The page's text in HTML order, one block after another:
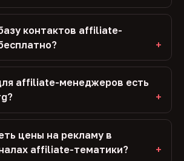
контактов affiliate-
affiliate-менеджеров есть
цены на рекламу в
affiliate-тематики?